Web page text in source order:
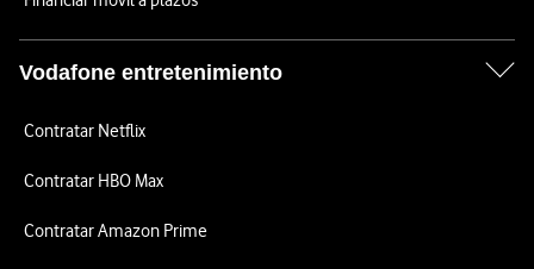
Vodafone entretenimiento
Contratar Netflix
Contratar HBO Max
Contratar Amazon Prime